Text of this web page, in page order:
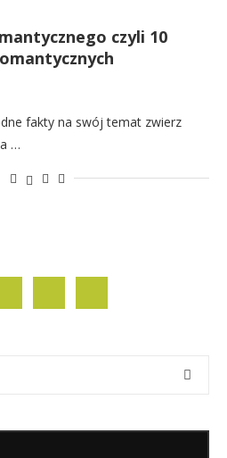
czyli 10
fakty na swój temat zwierz
…